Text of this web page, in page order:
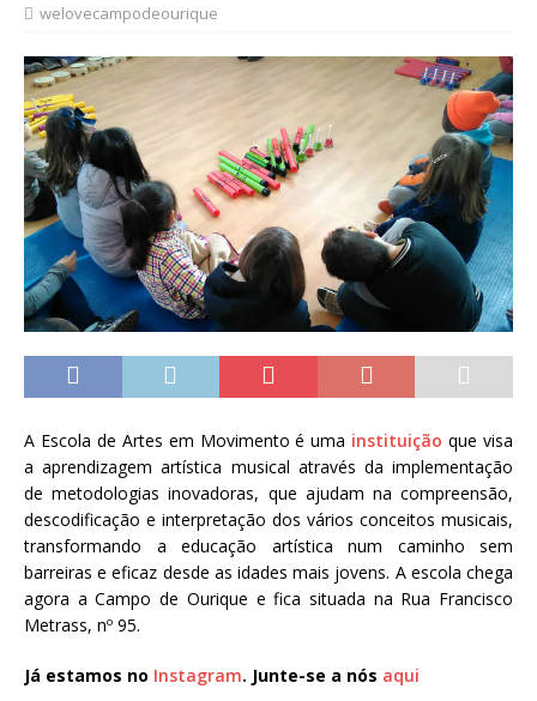
welovecampodeourique
A Escola de Artes em Movimento é uma instituição que visa
a aprendizagem artística musical através da implementação
de metodologias inovadoras, que ajudam na compreensão,
descodificação e interpretação dos vários conceitos musicais,
transformando a educação artística num caminho sem
barreiras e eficaz desde as idades mais jovens. A escola chega
agora a Campo de Ourique e fica situada na Rua Francisco
Metrass, nº 95.
Já estamos no Instagram. Junte-se a nós aqui